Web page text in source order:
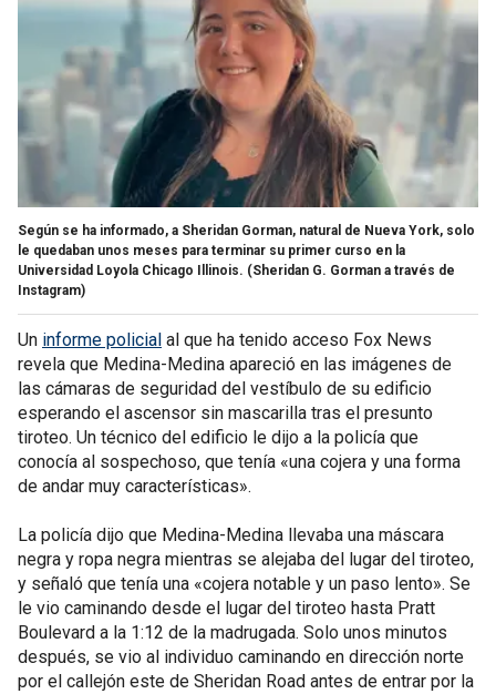
Según se ha informado, a Sheridan Gorman, natural de Nueva York, solo
le quedaban unos meses para terminar su primer curso en la
Universidad Loyola Chicago Illinois. (Sheridan G. Gorman a través de
Instagram)
Un informe policial al que ha tenido acceso Fox News
revela que Medina-Medina apareció en las imágenes de
las cámaras de seguridad del vestíbulo de su edificio
esperando el ascensor sin mascarilla tras el presunto
tiroteo. Un técnico del edificio le dijo a la policía que
conocía al sospechoso, que tenía «una cojera y una forma
de andar muy características».
La policía dijo que Medina-Medina llevaba una máscara
negra y ropa negra mientras se alejaba del lugar del tiroteo,
y señaló que tenía una «cojera notable y un paso lento». Se
le vio caminando desde el lugar del tiroteo hasta Pratt
Boulevard a la 1:12 de la madrugada. Solo unos minutos
después, se vio al individuo caminando en dirección norte
por el callejón este de Sheridan Road antes de entrar por la